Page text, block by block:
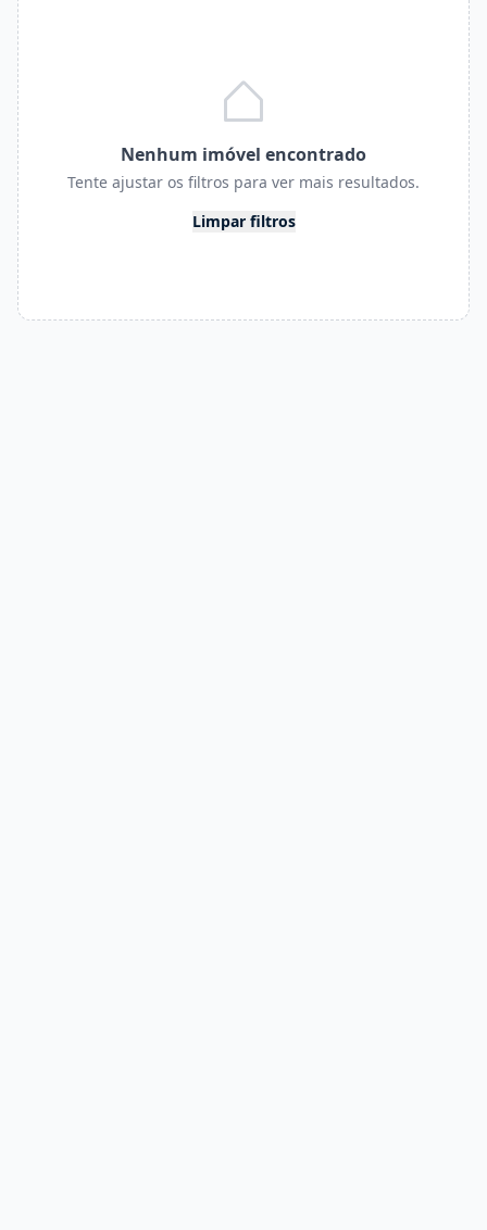
Nenhum imóvel encontrado
Tente ajustar os filtros para ver mais resultados.
Limpar filtros